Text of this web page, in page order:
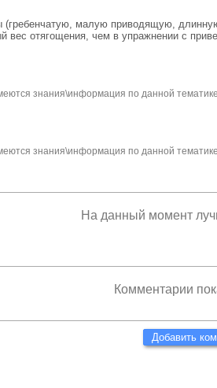
(гребенчатую, малую приводящую,
вес отягощения, чем в упражнении с
знания\информация по данной
знания\информация по данной
На данный момент
Комментарии
Добавить